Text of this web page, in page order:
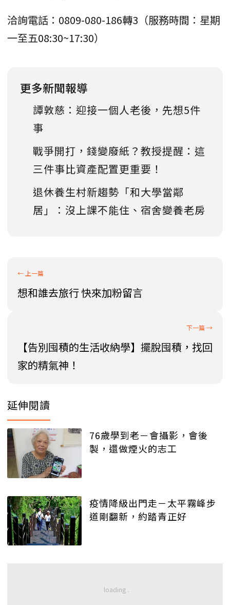
洽詢電話：0809-080-186轉3（服務時間：星期
一至五08:30~17:30）
更多新聞報導
譚敦慈：迎接一個人老後，先想5件
事
戰爭開打，錢變廢紙？教授提醒：這
三件事比資產配置更重要！
退休養生村新趨勢「和大學當鄰
居」：沒上課不能住、宿舍變養老房
想和誰去旅行 快來加粉留言
【告別囤積的生活收納學】擺脫囤積，找回
家的精氣神！
延伸閱讀
76歲學到老－會攝影，會後
製，還做煙火的志工
疫情降級出門走－太平霧峰步
道剛翻新，約踏青正好